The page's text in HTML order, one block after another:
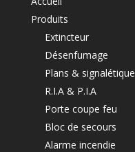
Produits
Extincteur
Désenfumage
Plans & signalétique
R.I.A & P.I.A
Porte coupe feu
Bloc de secours
Alarme incendie